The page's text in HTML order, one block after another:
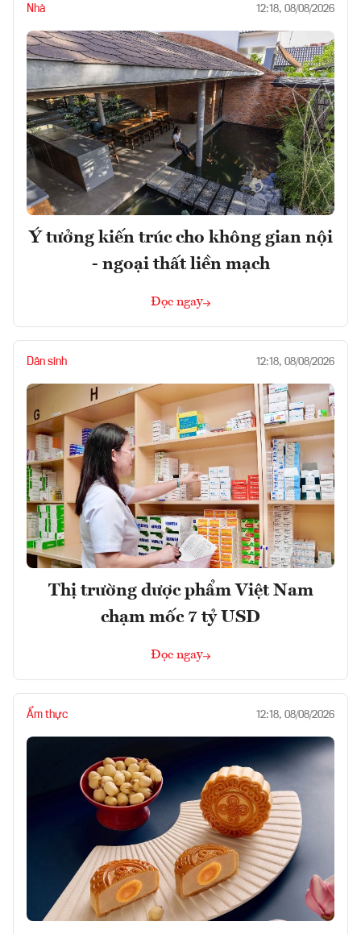
Nhà 12:18, 08/08/2026
Ý tưởng kiến trúc cho không gian nội
- ngoại thất liền mạch
Đọc ngay
Dân sinh 12:18, 08/08/2026
Thị trường dược phẩm Việt Nam
chạm mốc 7 tỷ USD
Đọc ngay
Ẩm thực 12:18, 08/08/2026